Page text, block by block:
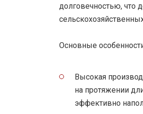
долговечностью,
Основные
Высокая
на протяжении
эффективно